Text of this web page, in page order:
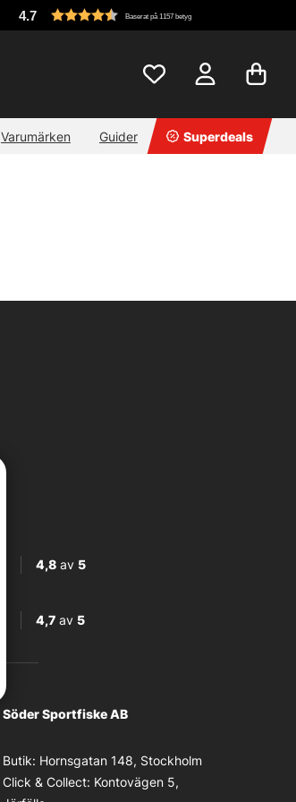
4.7 Baserat på 1157 betyg
Varumärken Guider Superdeals
4,8av 5
4,7av 5
Söder Sportfiske AB
Butik: Hornsgatan 148, Stockholm
Click & Collect: Kontovägen 5,